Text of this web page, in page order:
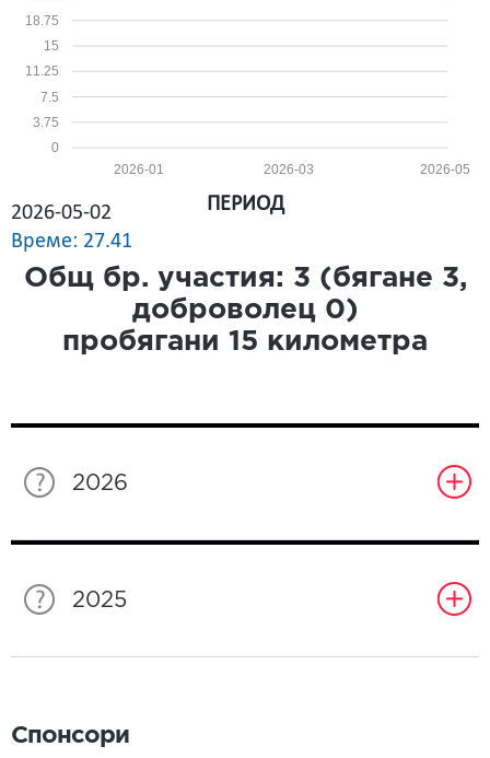
0
3.75
7.5
11.25
15
18.75
2026-05
2026-03
2026-01
2026-05-02
Време: 27.41
ПЕРИОД
Общ бр. участия: 3 (бягане 3,
доброволец 0)
пробягани 15 километра
2026
2025
Спонсори